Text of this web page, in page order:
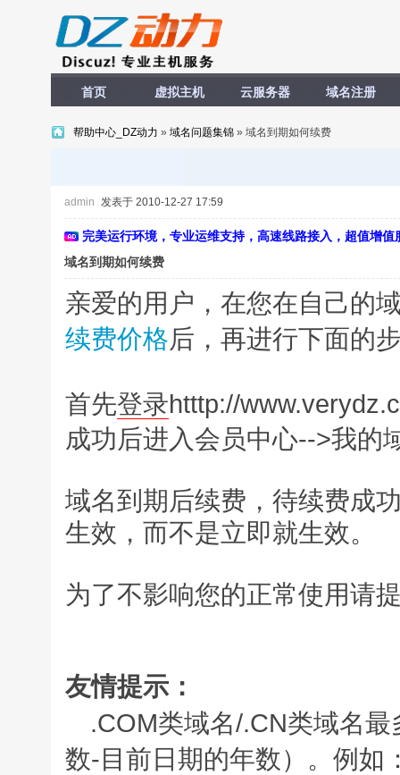
首页 虚拟主机 云服务器 域名注册
帮助中心_DZ动力 » 域名问题集锦 » 域名到期如何续费
admin 发表于 2010-12-27 17:59
完美运行环境，专业运维支持，高速线路接入，超值增
域名到期如何续费
亲爱的用户，在您在自己的
续费价格后，再进行下面的
首先登录htttp://
成功后进入会员中心-->我的
域名到期后续费，待续费成
生效，而不是立即就生效。
为了不影响您的正常使用请
友情提示：
.COM类域名/.CN类域名
数-目前日期的年数）。例如